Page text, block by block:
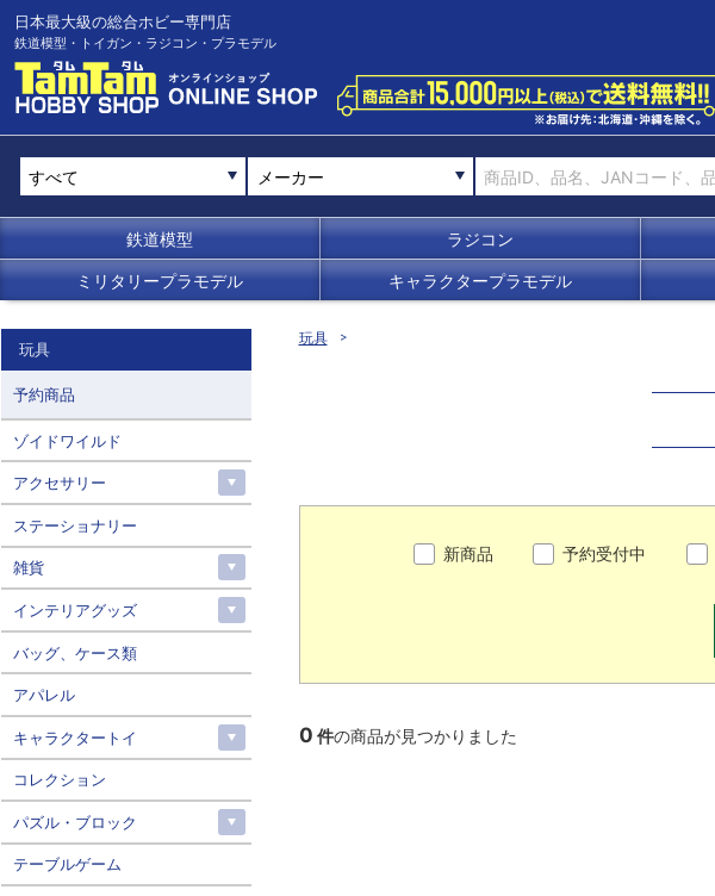
日本最大級の総合ホビー専門店
鉄道模型・トイガン・ラジコン・プラモデル
メーカー
鉄道模型 ラジコン
ミリタリープラモデル キャラクタープラモデル
玩具
新商品 予約受付中
0 件の商品が見つかりました
玩具
予約商品
ゾイドワイルド
アクセサリー
ステーショナリー
雑貨
インテリアグッズ
バッグ、ケース類
アパレル
キャラクタートイ
コレクション
パズル・ブロック
テーブルゲーム